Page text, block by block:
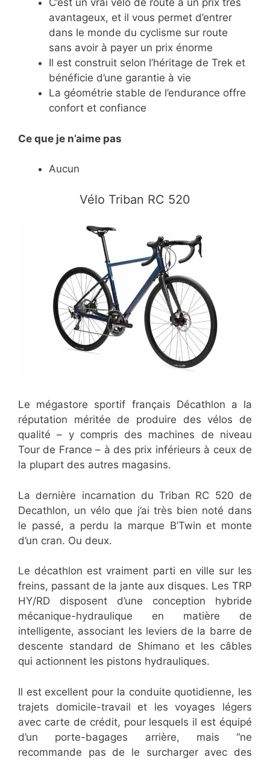
C’est un vrai vélo de route à un prix très
avantageux, et il vous permet d’entrer
dans le monde du cyclisme sur route
sans avoir à payer un prix énorme
Il est construit selon l’héritage de Trek et
bénéficie d’une garantie à vie
La géométrie stable de l’endurance offre
confort et confiance
Ce que je n’aime pas
Aucun
​Vélo Triban RC 520
Le mégastore sportif français Décathlon a la
réputation méritée de produire des vélos de
qualité – y compris des machines de niveau
Tour de France – à des prix inférieurs à ceux de
la plupart des autres magasins.
La dernière incarnation du Triban RC 520 de
Decathlon, un vélo que j’ai très bien noté dans
le passé, a perdu la marque B’Twin et monte
d’un cran. Ou deux.
Le décathlon est vraiment parti en ville sur les
freins, passant de la jante aux disques. Les TRP
HY/RD disposent d’une conception hybride
mécanique-hydraulique en matière de
intelligente, associant les leviers de la barre de
descente standard de Shimano et les câbles
qui actionnent les pistons hydrauliques.
Il est excellent pour la conduite quotidienne, les
trajets domicile-travail et les voyages légers
avec carte de crédit, pour lesquels il est équipé
d’un porte-bagages arrière, mais “ne
recommande pas de le surcharger avec des